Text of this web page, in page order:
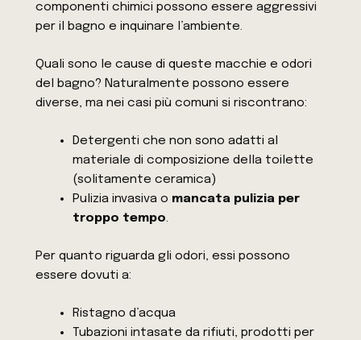
componenti chimici possono essere aggressivi
per il bagno e inquinare l’ambiente.
Quali sono le cause di queste macchie e odori
del bagno? Naturalmente possono essere
diverse, ma nei casi più comuni si riscontrano:
Detergenti che non sono adatti al
materiale di composizione della toilette
(solitamente ceramica)
Pulizia invasiva o mancata pulizia per
troppo tempo.
Per quanto riguarda gli odori, essi possono
essere dovuti a:
Ristagno d’acqua
Tubazioni intasate da rifiuti, prodotti per